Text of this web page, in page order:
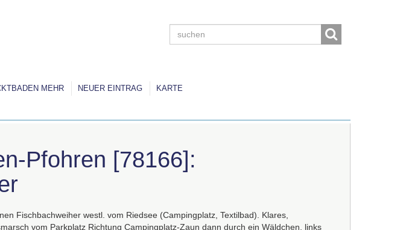
MEHR NEUER EINTRAG KARTE
Pfohren [78166]:
Fischbachweiher westl. vom Riedsee (Campingplatz, Textilbad). Klares,
vom Parkplatz Richtung Campingplatz-Zaun dann durch ein Wäldchen, links